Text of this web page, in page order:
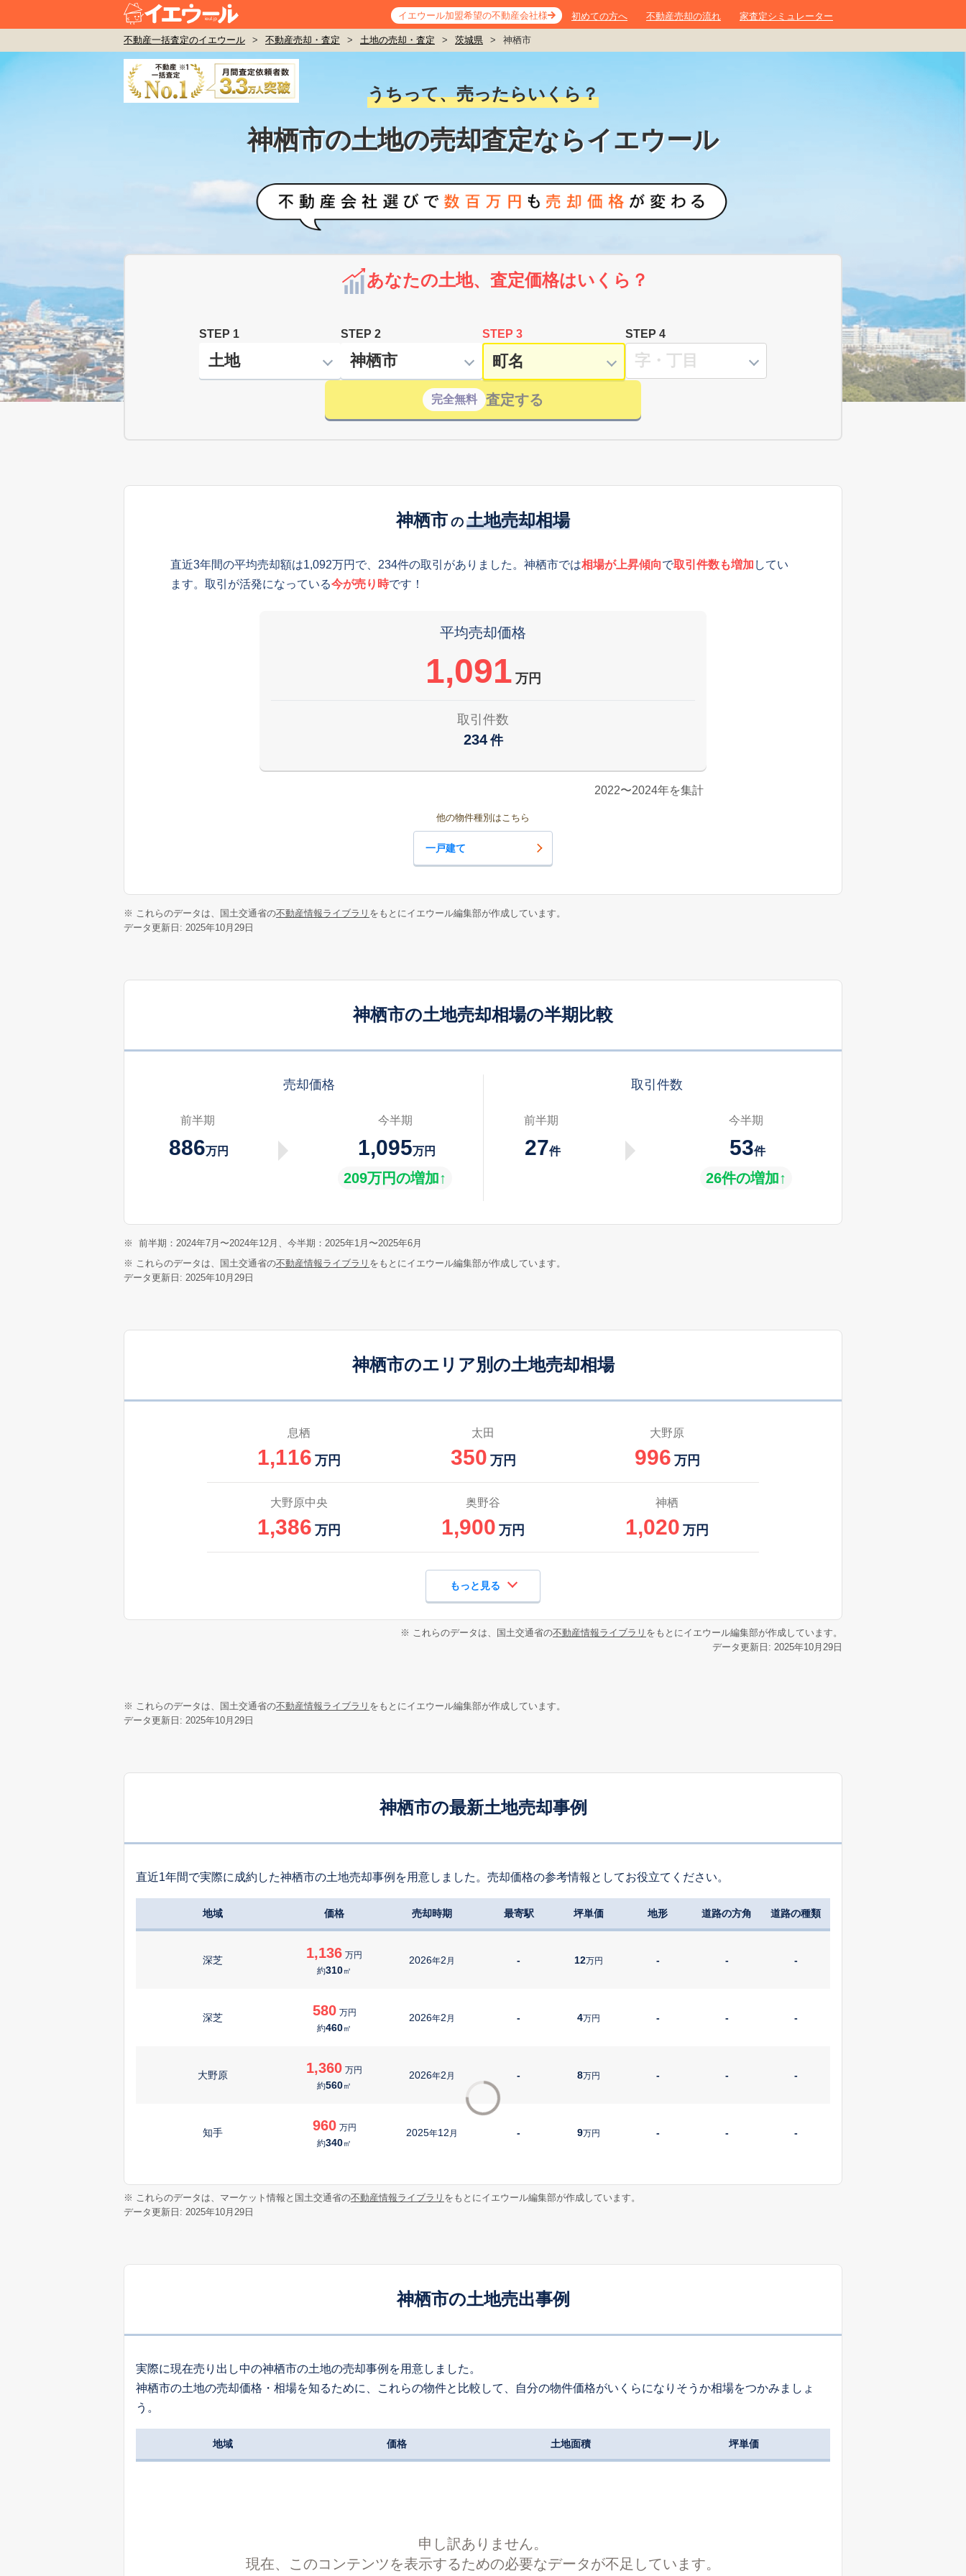
イエウール加盟希望の不動産会社様 初めての方へ 不動産売却の流れ 家査定シミュレーター
不動産一括査定のイエウール > 不動産売却・査定 > 土地の売却・査定 > 茨城県 > 神栖市
うちって、売ったらいくら？
神栖市の土地の売却査定ならイエウール
あなたの土地、査定価格はいくら？
STEP 1 STEP 2 STEP 3 STEP 4
完全無料 査定する
神栖市 の 土地売却相場
直近3年間の平均売却額は1,092万円で、234件の取引がありました。神栖市では相場が上昇傾向で取引件数も増加 してい
ます。取引が活発になっている今が売り時です！
平均売却価格
1,091 万円
取引件数
234 件
2022〜2024年を集計
他の物件種別はこちら
一戸建て
※ これらのデータは、国土交通省の不動産情報ライブラリ をもとにイエウール編集部が作成しています。
データ更新日: 2025年10月29日
神栖市の土地売却相場の半期比較
売却価格
前半期
886万円
今半期
1,095万円
209万円の増加↑
取引件数
前半期
27件
今半期
53件
26件の増加↑
※
前半期：2024年7月〜2024年12月、今半期：2025年1月〜2025年6月
※ これらのデータは、国土交通省の不動産情報ライブラリ をもとにイエウール編集部が作成しています。
データ更新日: 2025年10月29日
神栖市のエリア別の土地売却相場
息栖
1,116 万円
太田
350 万円
大野原
996 万円
大野原中央
1,386 万円
奥野谷
1,900 万円
神栖
1,020 万円
もっと見る
※ これらのデータは、国土交通省の不動産情報ライブラリ をもとにイエウール編集部が作成しています。
データ更新日: 2025年10月29日
※ これらのデータは、国土交通省の不動産情報ライブラリ をもとにイエウール編集部が作成しています。
データ更新日: 2025年10月29日
神栖市の最新土地売却事例
直近1年間で実際に成約した神栖市の土地売却事例を用意しました。売却価格の参考情報としてお役立てください。
地域 価格 売却時期 最寄駅 坪単価 地形 道路の方角 道路の種類
深芝 1,136 万円
約310㎡
2026年2 月 - 12万円 - - -
深芝 580 万円
約460㎡
2026年2 月 - 4万円 - - -
大野原 1,360 万円
約560㎡
2026年2 月 - 8万円 - - -
知手 960 万円
約340㎡
2025年12 月 - 9万円 - - -
※ これらのデータは、マーケット情報と国土交通省の不動産情報ライブラリ をもとにイエウール編集部が作成しています。
データ更新日: 2025年10月29日
神栖市の土地売出事例
実際に現在売り出し中の神栖市の土地の売却事例を用意しました。
神栖市の土地の売却価格・相場を知るために、これらの物件と比較して、自分の物件価格がいくらになりそうか相場をつかみましょ
う。
地域 価格 土地面積 坪単価
申し訳ありません。
現在、このコンテンツを表示するための必要なデータが不足しています。